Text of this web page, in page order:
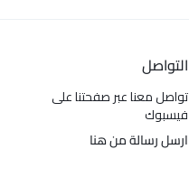
التواصل
تواصل معنا عبر صفحتنا على
فيسبوك
ارسل رسالة من هنا